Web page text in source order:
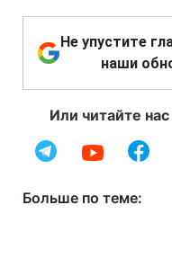
Не упустите
наши
Или читайте
Больше по теме: